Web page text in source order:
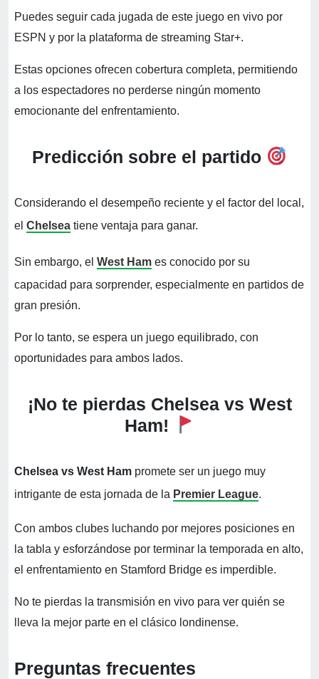
Puedes seguir cada jugada de este juego en vivo por
ESPN y por la plataforma de streaming Star+.
Estas opciones ofrecen cobertura completa, permitiendo
a los espectadores no perderse ningún momento
emocionante del enfrentamiento.
Predicción sobre el partido
Considerando el desempeño reciente y el factor del local,
el Chelsea tiene ventaja para ganar.
Sin embargo, el West Ham es conocido por su
capacidad para sorprender, especialmente en partidos de
gran presión.
Por lo tanto, se espera un juego equilibrado, con
oportunidades para ambos lados.
¡No te pierdas Chelsea vs West
Ham!
Chelsea vs West Ham promete ser un juego muy
intrigante de esta jornada de la Premier League.
Con ambos clubes luchando por mejores posiciones en
la tabla y esforzándose por terminar la temporada en alto,
el enfrentamiento en Stamford Bridge es imperdible.
No te pierdas la transmisión en vivo para ver quién se
lleva la mejor parte en el clásico londinense.
Preguntas frecuentes